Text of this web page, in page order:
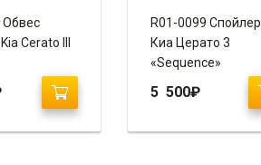
Обвес
Cerato III
R01-0099 Спойлер
Киа Церато 3
«Sequence»
5 500₽